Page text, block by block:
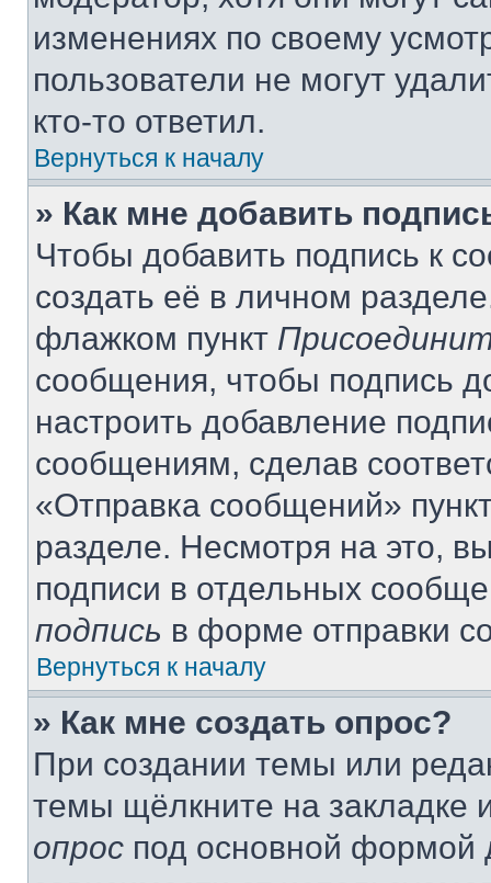
изменениях по своему
пользователи не могут
кто-то ответил.
Вернуться к началу
» Как мне добавить
Чтобы добавить подпись к
создать её в личном
флажком пункт
сообщения, чтобы подпись
настроить добавление
сообщениям, сделав
«Отправка сообщений»
разделе. Несмотря на это,
подписи в отдельных
подпись в форме отправки
Вернуться к началу
» Как мне создать опрос?
При создании темы или
темы щёлкните на
опрос под основной формой